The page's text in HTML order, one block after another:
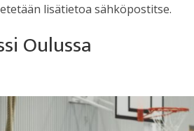
lisätietoa sähköpostitse.
Oulussa